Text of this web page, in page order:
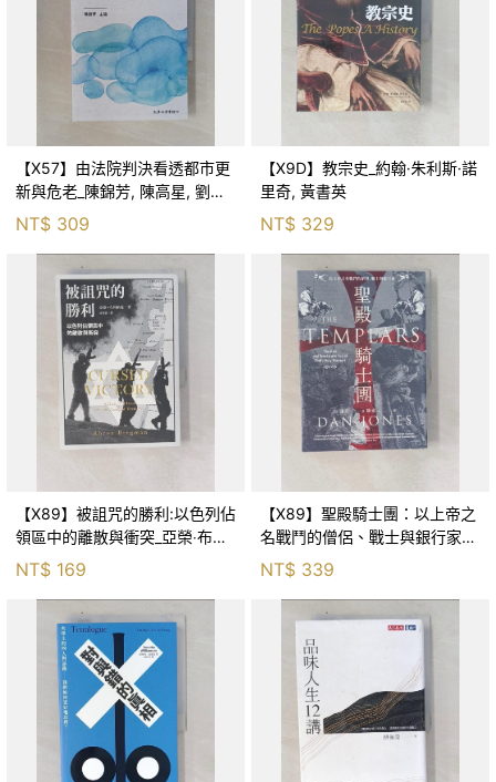
【X57】由法院判決看透都市更
新與危老_陳錦芳, 陳高星, 劉時
宇, 邱煌傑
NT$ 309
【X9D】教宗史_約翰·朱利斯·諾
里奇, 黃書英
NT$ 329
【X89】被詛咒的勝利:以色列佔
領區中的離散與衝突_亞榮‧布列
格曼
NT$ 169
【X89】聖殿騎士團：以上帝之
名戰鬥的僧侶、戰士與銀行家_
丹．瓊斯, 陳建元
NT$ 339